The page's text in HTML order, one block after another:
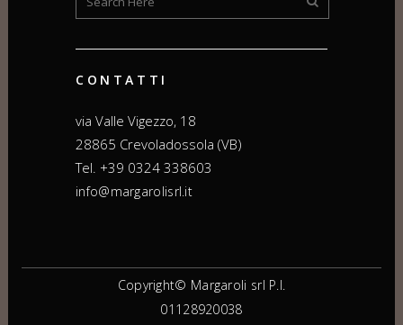
CONTATTI
via Valle Vigezzo, 18
28865 Crevoladossola (VB)
Tel. +39 0324 338603
info@margarolisrl.it
Copyright© Margaroli srl P.I.
01128920038